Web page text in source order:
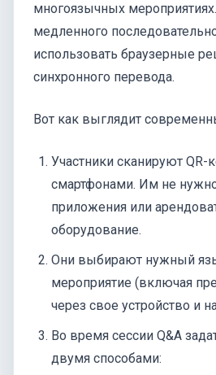
многоязычных
медленного
использовать браузерные
синхронного перевода.
Вот как выглядит
Участники сканируют QR-
смартфонами. Им не
приложения или
оборудование.
Они выбирают нужный
мероприятие (включая
через свое устройство и
Во время сессии Q&A
двумя способами: